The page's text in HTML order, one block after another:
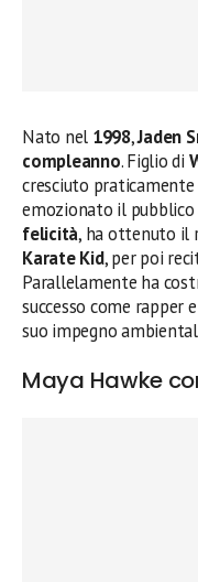
Nato nel 1998,Jaden
compleanno. Figlio di
cresciuto
emozionato il pubblico
felicità, ha ottenuto il
Karate Kid, per poi
Parallelamente ha
successo come rapper
suo impegno
Maya Hawke